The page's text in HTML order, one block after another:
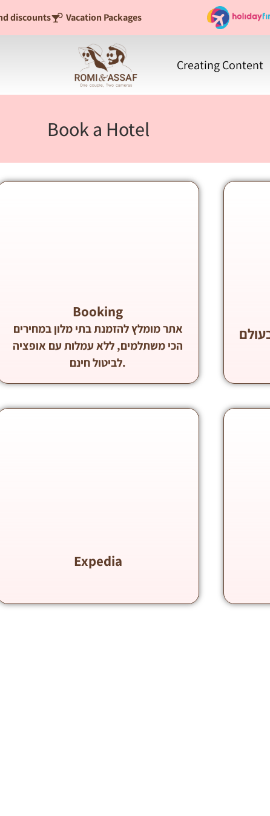
discounts Vacation Packages
Creating Content
Book a Hotel
Booking
אתר מומלץ להזמנת בתי מלון במחירים
הכי משתלמים, ללא עמלות עם אופציה
לביטול חינם.
Expedia